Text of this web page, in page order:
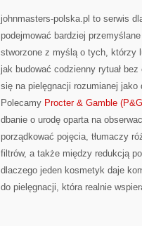
johnmasters-polska.pl to serwis
podejmować bardziej
stworzone z myślą o tych, którzy
jak budować codzienny rytuał
się na pielęgnacji rozumianej
Polecamy Procter & Gamble
dbanie o urodę oparta na
porządkować pojęcia, tłumaczy
filtrów, a także między redukcją
dlaczego jeden kosmetyk daje
do pielęgnacji, która realnie